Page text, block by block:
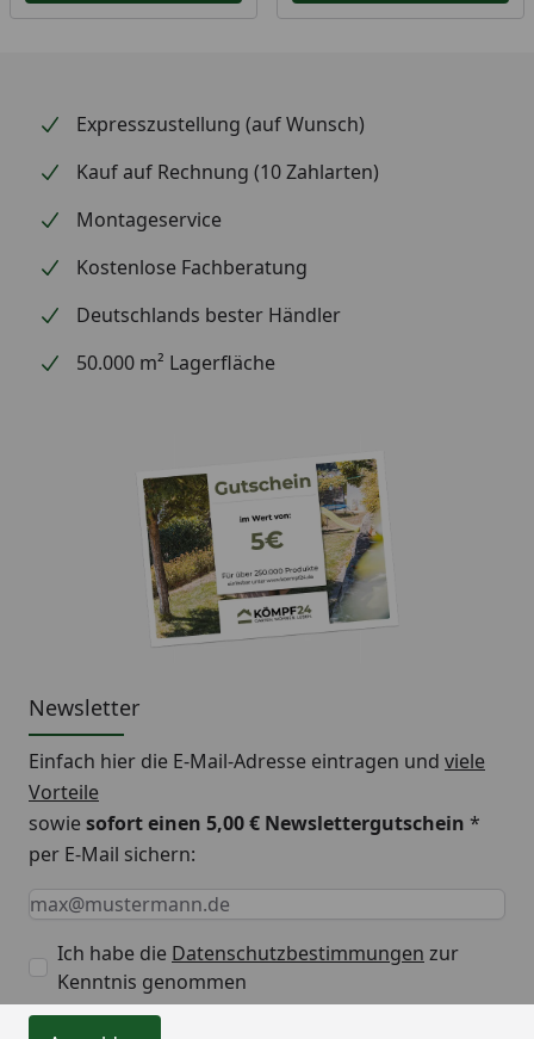
Expresszustellung (auf Wunsch)
Kauf auf Rechnung (10 Zahlarten)
Montageservice
Kostenlose Fachberatung
Deutschlands bester Händler
50.000 m² Lagerfläche
Newsletter
Einfach hier die E-Mail-Adresse eintragen und viele
Vorteile
sowiesofort einen 5,00 € Newslettergutschein *
per E-Mail sichern:
Keine Eingabe erforderlich
Eingabe erforderlich
E-Mail *
Ich habe die Datenschutzbestimmungen zur
Kenntnis genommen